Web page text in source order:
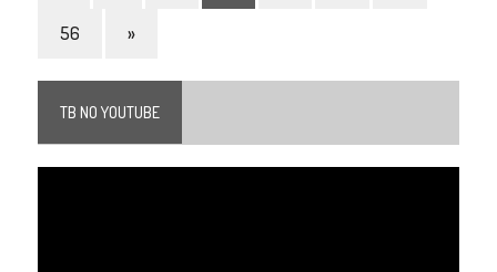
56 »
TB NO YOUTUBE